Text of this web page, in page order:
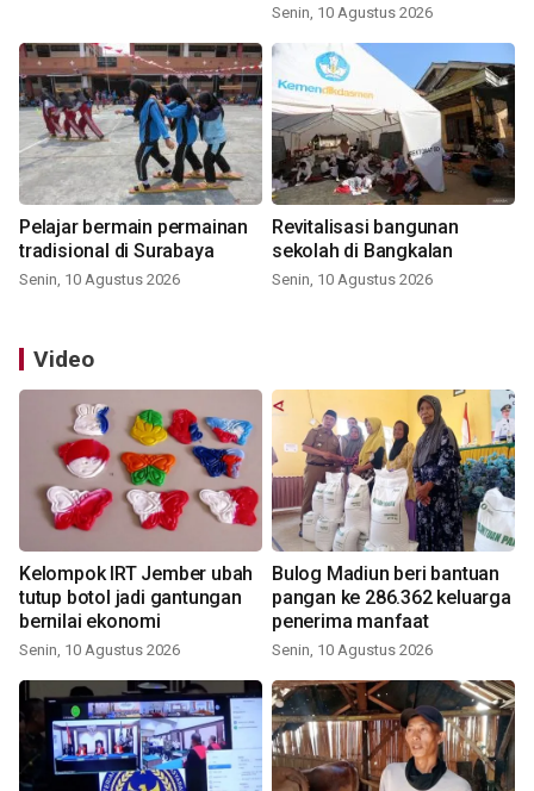
Senin, 10 Agustus 2026
Pelajar bermain permainan
tradisional di Surabaya
Senin, 10 Agustus 2026
Revitalisasi bangunan
sekolah di Bangkalan
Senin, 10 Agustus 2026
Video
Kelompok IRT Jember ubah
tutup botol jadi gantungan
bernilai ekonomi
Senin, 10 Agustus 2026
Bulog Madiun beri bantuan
pangan ke 286.362 keluarga
penerima manfaat
Senin, 10 Agustus 2026